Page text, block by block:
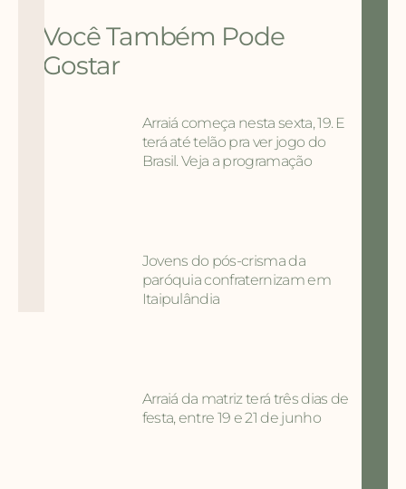
Você Também Pode
Gostar
Arraiá começa nesta sexta, 19. E
terá até telão pra ver jogo do
Brasil. Veja a programação
Jovens do pós-crisma da
paróquia confraternizam em
Itaipulândia
Arraiá da matriz terá três dias de
festa, entre 19 e 21 de junho